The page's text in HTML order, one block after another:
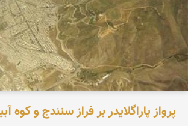
پرواز پاراگلایدر بر فراز سنندج و کوه آبیدر